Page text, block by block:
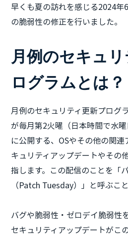
早くも夏の訪れを感じる2024
の脆弱性の修正を行いました。
月例のセキュ
ログラムとは？
月例のセキュリティ更新プロ
が毎月第2火曜（日本時間で水曜
に公開する、OSやその他の関
キュリティアップデートやその
指します。この配信のことを「
（Patch Tuesday）」と呼ぶこ
バグや脆弱性・ゼロデイ脆弱性
セキュリティアップデートがこ